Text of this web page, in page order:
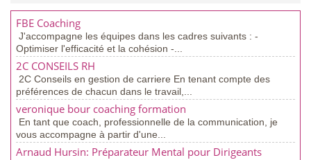
FBE Coaching
J'accompagne les équipes dans les cadres suivants : -
Optimiser l'efficacité et la cohésion -...
2C CONSEILS RH
2C Conseils en gestion de carriere En tenant compte des
préférences de chacun dans le travail,...
veronique bour coaching formation
En tant que coach, professionnelle de la communication, je
vous accompagne à partir d'une...
Arnaud Hursin: Préparateur Mental pour Dirigeants